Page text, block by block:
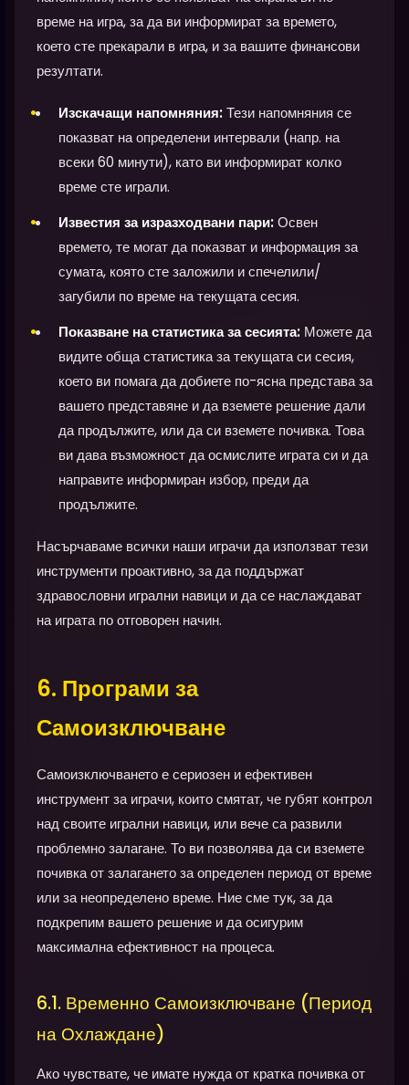
време на игра, за да ви информират за времето,
което сте прекарали в игра, и за вашите финансови
резултати.
Изскачащи напомняния:Тези напомняния се
показват на определени интервали (напр. на
всеки 60 минути), като ви информират колко
време сте играли.
Известия за изразходвани пари:Освен
времето, те могат да показват и информация за
сумата, която сте заложили и спечелили/
загубили по време на текущата сесия.
Показване на статистика за сесията: Можете да
видите обща статистика за текущата си сесия,
което ви помага да добиете по-ясна представа за
вашето представяне и да вземете решение дали
да продължите, или да си вземете почивка. Това
ви дава възможност да осмислите играта си и да
направите информиран избор, преди да
продължите.
Насърчаваме всички наши играчи да използват тези
инструменти проактивно, за да поддържат
здравословни игрални навици и да се наслаждават
на играта по отговорен начин.
6. Програми за
Самоизключване
Самоизключването е сериозен и ефективен
инструмент за играчи, които смятат, че губят контрол
над своите игрални навици, или вече са развили
проблемно залагане. То ви позволява да си вземете
почивка от залагането за определен период от време
или за неопределено време. Ние сме тук, за да
подкрепим вашето решение и да осигурим
максимална ефективност на процеса.
6.1. Временно Самоизключване (Период
на Охлаждане)
Ако чувствате, че имате нужда от кратка почивка от